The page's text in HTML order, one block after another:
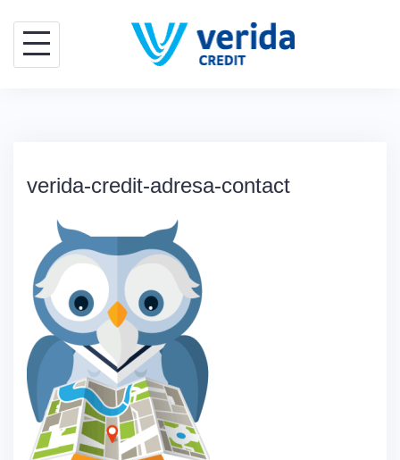
content
verida-credit-adresa-contact